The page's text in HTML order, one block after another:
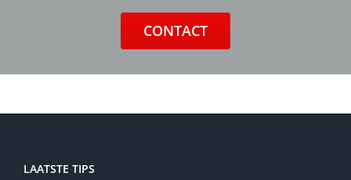
CONTACT
LAATSTE TIPS